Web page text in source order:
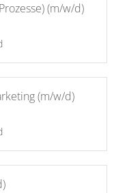
(m/w/d)
(m/w/d)